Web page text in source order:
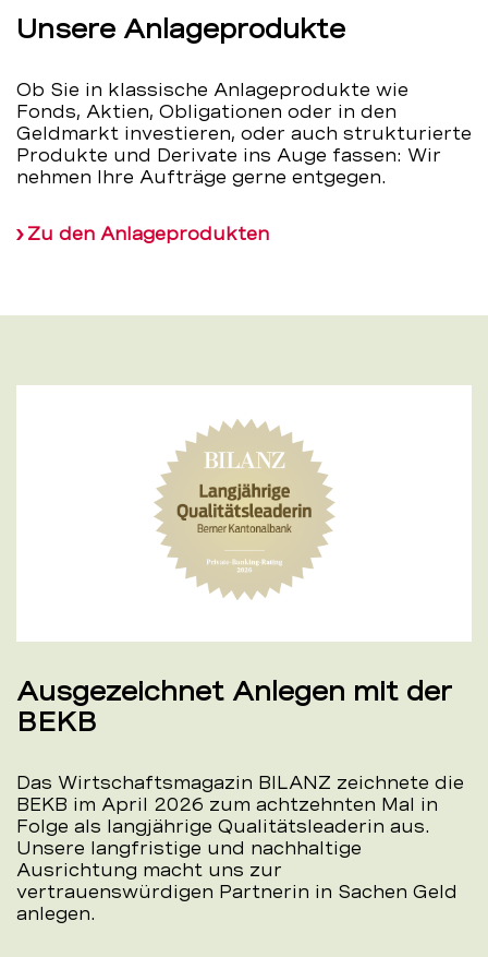
Unsere Anlageprodukte
Ob Sie in klassische Anlageprodukte wie
Fonds, Aktien, Obligationen oder in den
Geldmarkt investieren, oder auch strukturierte
Produkte und Derivate ins Auge fassen: Wir
nehmen Ihre Aufträge gerne entgegen.
Zu den Anlageprodukten
Ausgezeichnet Anlegen mit der
BEKB
Das Wirtschaftsmagazin BILANZ zeichnete die
BEKB im April 2026 zum achtzehnten Mal in
Folge als langjährige Qualitätsleaderin aus.
Unsere langfristige und nachhaltige
Ausrichtung macht uns zur
vertrauenswürdigen Partnerin in Sachen Geld
anlegen.